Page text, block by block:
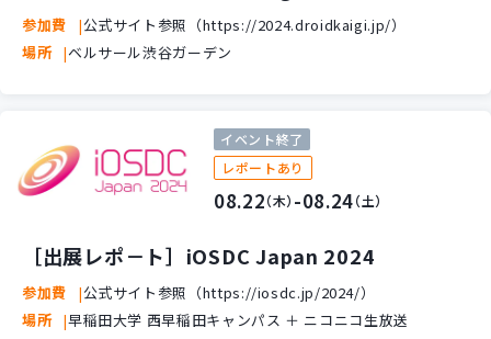
参加費
公式サイト参照（https://2024.droidkaigi.jp/）
場所
ベルサール渋谷ガーデン
イベント終了
レポートあり
08.22（木） -08.24（土）
［出展レポ－ト］iOSDC Japan 2024
参加費
公式サイト参照（https://iosdc.jp/2024/）
場所
早稲田大学 西早稲田キャンパス ＋ ニコニコ生放送